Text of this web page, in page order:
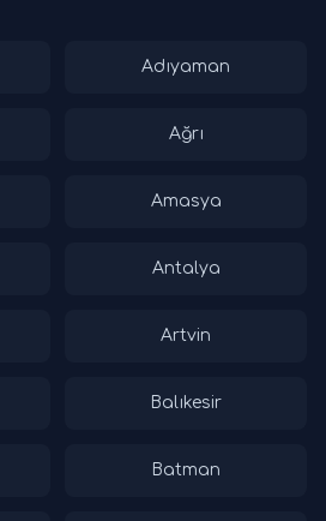
Adıyaman
Ağrı
Amasya
Antalya
Artvin
Balıkesir
Batman